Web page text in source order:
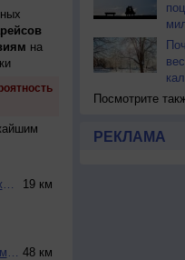
на
Хантсвилл / Джонс...
19 км
Хантсвилл / Том-Ш... 48 км
Посмотрите
РЕКЛАМА